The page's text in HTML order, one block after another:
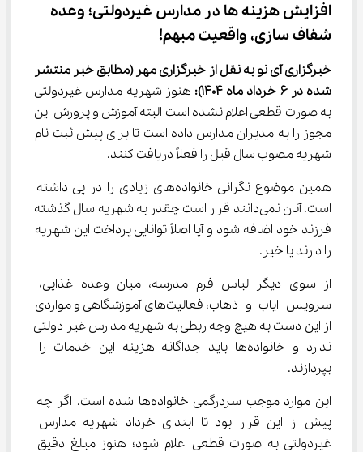
افزایش هزینه ها در مدارس غیردولتی؛ وعده
شفاف سازی، واقعیت مبهم!
خبرگزاری آی نو به نقل از خبرگزاری مهر (مطابق خبر منتشر
شده در 6 خرداد ماه 1404):
هنوز شهریه مدارس غیردولتی
به صورت قطعی اعلام نشده است البته آموزش و پرورش این
مجوز را به مدیران مدارس داده است تا برای پیش ثبت نام
شهریه مصوب سال قبل را فعلاً دریافت کنند.
همین موضوع نگرانی خانواده‌های زیادی را در پی داشته
است. آنان نمی‌دانند قرار است چقدر به شهریه سال گذشته
فرزند خود اضافه شود و آیا اصلاً توانایی پرداخت این شهریه
را دارند یا خیر.
از سوی دیگر لباس فرم مدرسه، میان وعده غذایی،
سرویس ایاب و ذهاب، فعالیت‌های آموزشگاهی و مواردی
از این دست به هیچ وجه ربطی به شهریه مدارس غیر دولتی
ندارد و خانواده‌ها باید جداگانه هزینه این خدمات را
بپردازند.
این موارد موجب سردرگمی خانواده‌ها شده است. اگر چه
پیش از این قرار بود تا ابتدای خرداد شهریه مدارس
غیردولتی به صورت قطعی اعلام شود؛ هنوز مبلغ دقیق